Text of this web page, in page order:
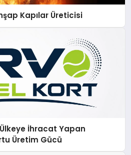
Kapılar Üreticisi
İhracat Yapan
Üretim Gücü